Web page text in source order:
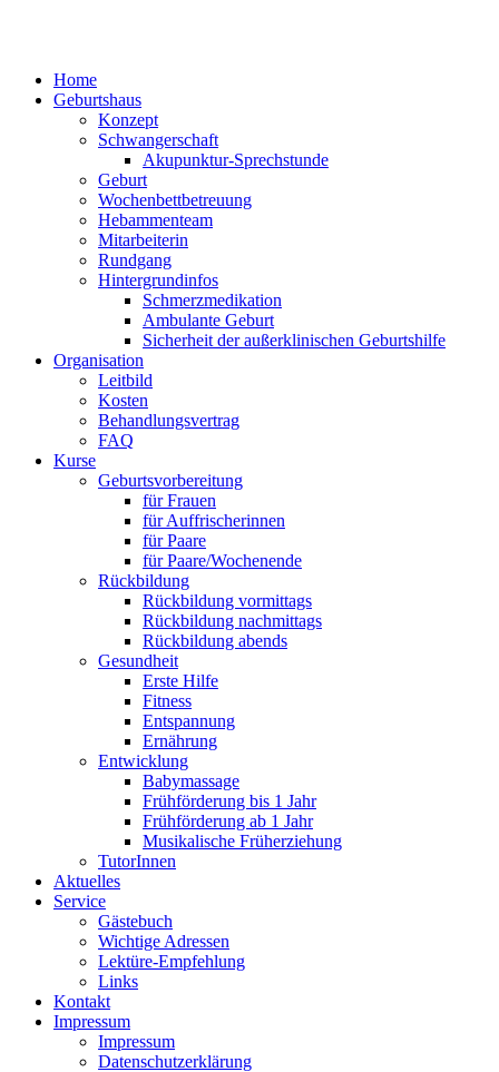
Home
Geburtshaus
Konzept
Schwangerschaft
Akupunktur-Sprechstunde
Geburt
Wochenbettbetreuung
Hebammenteam
Mitarbeiterin
Rundgang
Hintergrundinfos
Schmerzmedikation
Ambulante Geburt
Sicherheit der außerklinischen Geburtshilfe
Organisation
Leitbild
Kosten
Behandlungsvertrag
FAQ
Kurse
Geburtsvorbereitung
für Frauen
für Auffrischerinnen
für Paare
für Paare/Wochenende
Rückbildung
Rückbildung vormittags
Rückbildung nachmittags
Rückbildung abends
Gesundheit
Erste Hilfe
Fitness
Entspannung
Ernährung
Entwicklung
Babymassage
Frühförderung bis 1 Jahr
Frühförderung ab 1 Jahr
Musikalische Früherziehung
TutorInnen
Aktuelles
Service
Gästebuch
Wichtige Adressen
Lektüre-Empfehlung
Links
Kontakt
Impressum
Impressum
Datenschutzerklärung